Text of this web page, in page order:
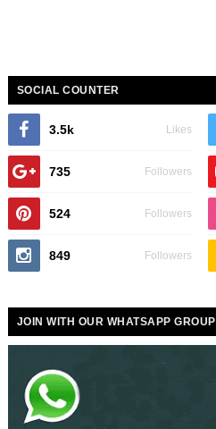
SOCIAL COUNTER
3.5k Likes
735 Followers
524 Followers
849 Followers
JOIN WITH OUR WHATSAPP GROUP